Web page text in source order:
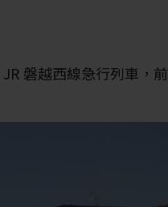
磐越西線急行列車，前